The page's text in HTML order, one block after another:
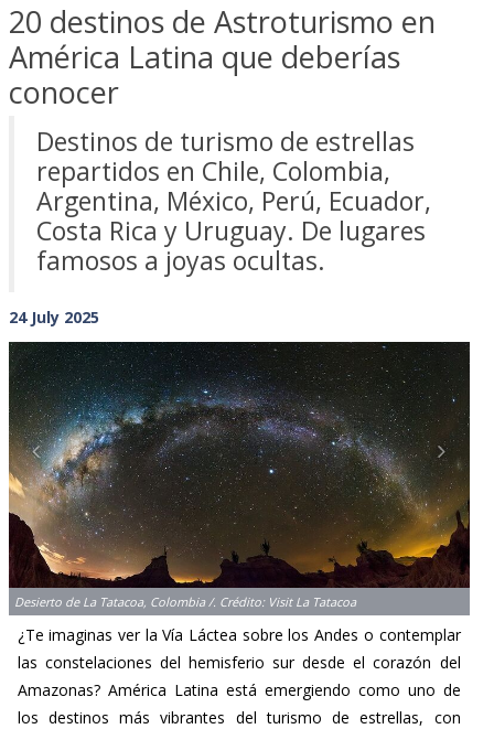
20 destinos de Astroturismo en
América Latina que deberías
conocer
Destinos de turismo de estrellas
repartidos en Chile, Colombia,
Argentina, México, Perú, Ecuador,
Costa Rica y Uruguay. De lugares
famosos a joyas ocultas.
24 July 2025
Desierto de La Tatacoa, Colombia /. Crédito: Visit La Tatacoa
Previous Next
¿Te imaginas ver la Vía Láctea sobre los Andes o contemplar
las constelaciones del hemisferio sur desde el corazón del
Amazonas? América Latina está emergiendo como uno de
los destinos más vibrantes del turismo de estrellas, con